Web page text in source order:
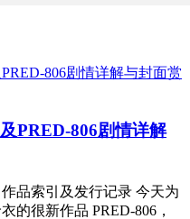
PRED-806剧情详解
品索引及发行记录 今天为
的很新作品 PRED-806，